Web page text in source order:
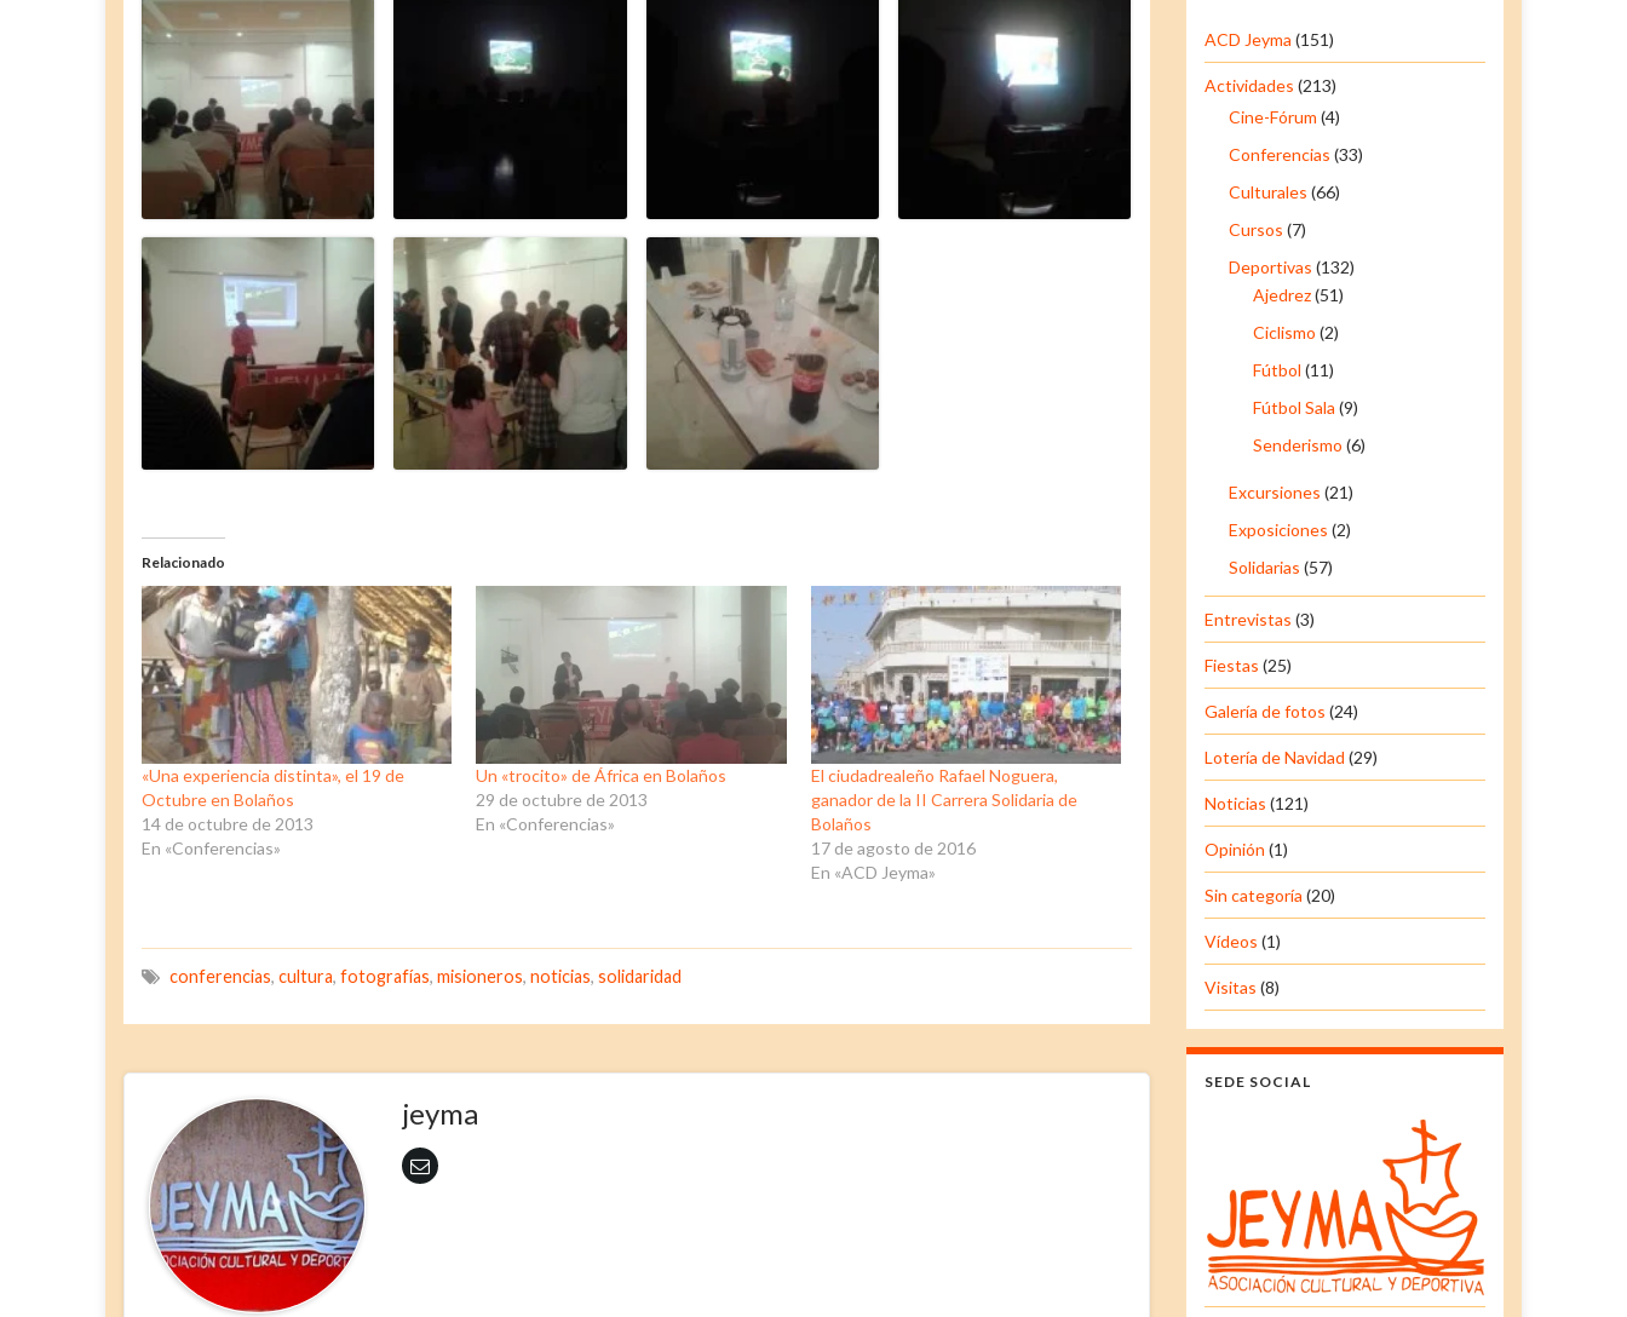
Relacionado
«Una experiencia distinta», el 19 de
Octubre en Bolaños
14 de octubre de 2013
En «Conferencias»
Un «trocito» de África en Bolaños
29 de octubre de 2013
En «Conferencias»
El ciudadrealeño Rafael Noguera,
ganador de la II Carrera Solidaria de
Bolaños
17 de agosto de 2016
En «ACD Jeyma»
conferencias, cultura, fotografías, misioneros, noticias, solidaridad
jeyma
ACD Jeyma (151)
Actividades (213)
Cine-Fórum (4)
Conferencias (33)
Culturales (66)
Cursos (7)
Deportivas (132)
Ajedrez(51)
Ciclismo (2)
Fútbol (11)
Fútbol Sala (9)
Senderismo (6)
Excursiones (21)
Exposiciones (2)
Solidarias (57)
Entrevistas (3)
Fiestas (25)
Galería de fotos (24)
Lotería de Navidad (29)
Noticias (121)
Opinión (1)
Sin categoría (20)
Vídeos (1)
Visitas (8)
SEDE SOCIAL